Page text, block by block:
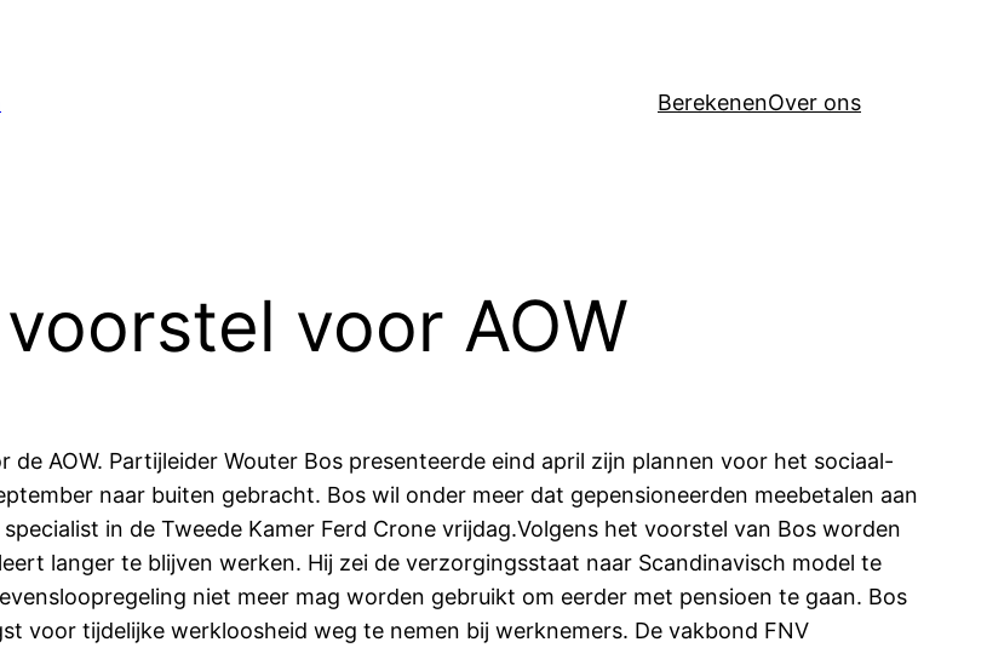
BerekenenOver ons
voor AOW
AOW. Partijleider Wouter Bos presenteerde eind april zijn plannen voor het sociaal-
naar buiten gebracht. Bos wil onder meer dat gepensioneerden meebetalen aan
in de Tweede Kamer Ferd Crone vrijdag.Volgens het voorstel van Bos worden
langer te blijven werken. Hij zei de verzorgingsstaat naar Scandinavisch model te
niet meer mag worden gebruikt om eerder met pensioen te gaan. Bos
voor tijdelijke werkloosheid weg te nemen bij werknemers. De vakbond FNV